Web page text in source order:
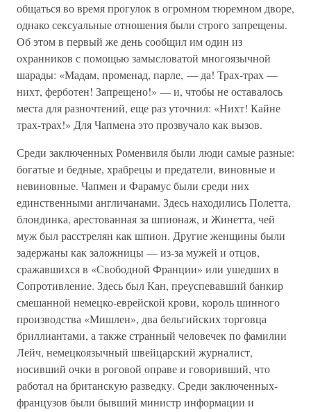
общаться во время прогулок в огромном тюремном дворе,
однако сексуальные отношения были строго запрещены.
Об этом в первый же день сообщил им один из
охранников с помощью замысловатой многоязычной
шарады: «Мадам, променад, парле, — да! Трах-трах —
нихт, ферботен! Запрещено!» — и, чтобы не оставалось
места для разночтений, еще раз уточнил: «Нихт! Кайне
трах-трах!» Для Чапмена это прозвучало как вызов.
Среди заключенных Роменвиля были люди самые разные:
богатые и бедные, храбрецы и предатели, виновные и
невиновные. Чапмен и Фарамус были среди них
единственными англичанами. Здесь находились Полетта,
блондинка, арестованная за шпионаж, и Жинетта, чей
муж был расстрелян как шпион. Другие женщины были
задержаны как заложницы — из-за мужей и отцов,
сражавшихся в «Свободной Франции» или ушедших в
Сопротивление. Здесь был Кан, преуспевавший банкир
смешанной немецко-еврейской крови, король шинного
производства «Мишлен», два бельгийских торговца
бриллиантами, а также странный человечек по фамилии
Лейч, немецкоязычный швейцарский журналист,
носивший очки в роговой оправе и говоривший, что
работал на британскую разведку. Среди заключенных-
французов были бывший министр информации и